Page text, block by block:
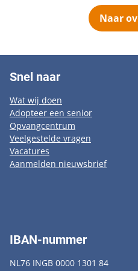
Naar
Snel naar
Wat wij doen
Adopteer een senior
Opvangcentrum
Veelgestelde vragen
Vacatures
Aanmelden nieuwsbrief
IBAN-nummer
NL76 INGB 0000 1301 84